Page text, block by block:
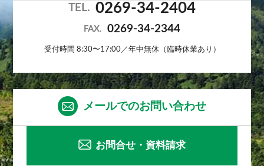
TEL. 0269-34-2404
FAX. 0269-34-2344
受付時間 8:30〜17:00／年中無休（臨時休業あり）
メールでのお問い合わせ
お問合せ・資料請求